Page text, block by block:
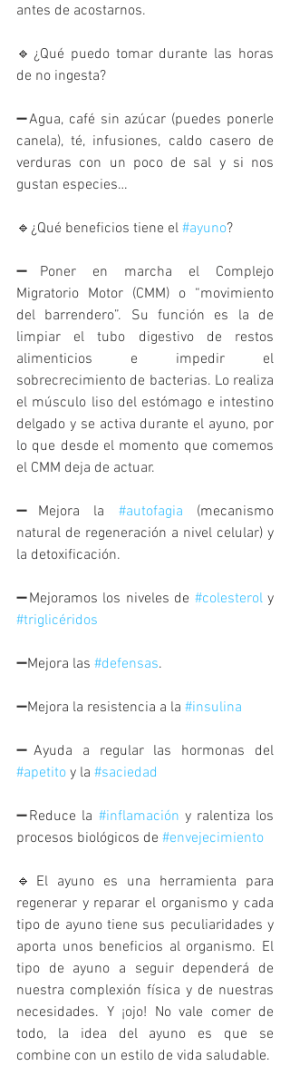
antes de acostarnos.
🔹¿Qué puedo tomar durante las horas
de no ingesta?
➖Agua, café sin azúcar (puedes ponerle
canela), té, infusiones, caldo casero de
verduras con un poco de sal y si nos
gustan especies…
🔹¿Qué beneficios tiene el #ayuno?
➖Poner en marcha el Complejo
Migratorio Motor (CMM) o “movimiento
del barrendero”. Su función es la de
limpiar el tubo digestivo de restos
alimenticios e impedir el
sobrecrecimiento de bacterias. Lo realiza
el músculo liso del estómago e intestino
delgado y se activa durante el ayuno, por
lo que desde el momento que comemos
el CMM deja de actuar.
➖Mejora la #autofagia (mecanismo
natural de regeneración a nivel celular) y
la detoxificación.
➖Mejoramos los niveles de #colesterol
#triglicéridos
➖Mejora las #defensas.
➖Mejora la resistencia a la #insulina
#apetito y la #saciedad
➖Reduce la #inflamación y ralentiza los
procesos biológicos de #envejecimiento
🔹El ayuno es una herramienta para
regenerar y reparar el organismo y cada
tipo de ayuno tiene sus peculiaridades y
aporta unos beneficios al organismo. El
tipo de ayuno a seguir dependerá de
nuestra complexión física y de nuestras
necesidades. Y ¡ojo! No vale comer de
todo, la idea del ayuno es que se
combine con un estilo de vida saludable.